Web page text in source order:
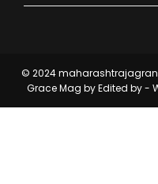
© 2024
Grace Mag byEdited by -